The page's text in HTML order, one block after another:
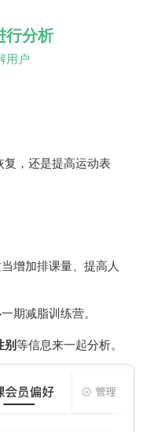
行分析
用户
，还是提高运动表
增加排课量、提高人
期减脂训练营。
别等信息来一起分析。